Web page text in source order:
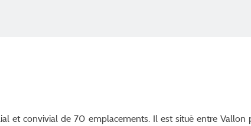
et convivial de 70 emplacements. Il est situé entre Vallon